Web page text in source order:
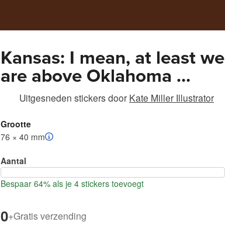
Kansas: I mean, at least we
are above Oklahoma …
Uitgesneden stickersdoor Kate Miller Illustrator
Grootte
76 × 40 mm
Aantal
Bespaar 64% als je 4 stickers toevoegt
0+Gratis verzending